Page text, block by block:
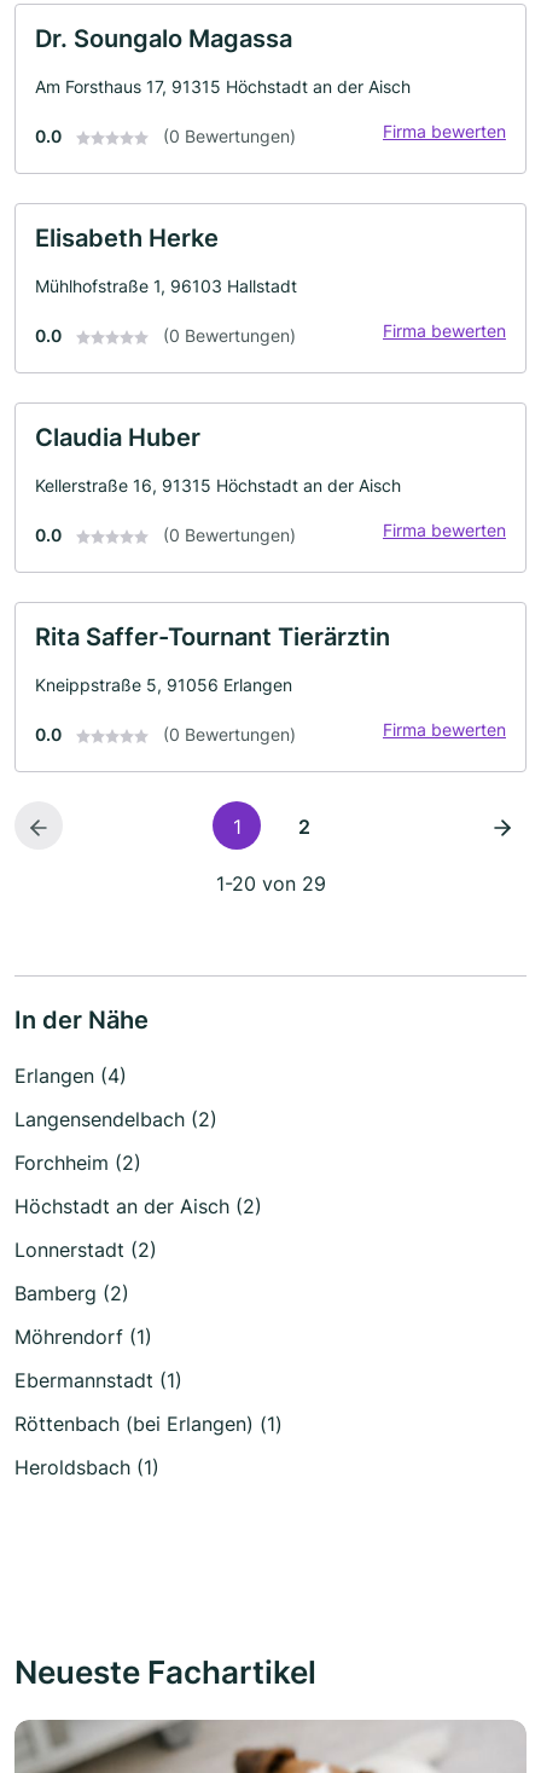
Dr. Soungalo Magassa
Am Forsthaus 17, 91315 Höchstadt an der Aisch
0.0 (0 Bewertungen) Firma bewerten
Elisabeth Herke
Mühlhofstraße 1, 96103 Hallstadt
0.0 (0 Bewertungen) Firma bewerten
Claudia Huber
Kellerstraße 16, 91315 Höchstadt an der Aisch
0.0 (0 Bewertungen) Firma bewerten
Rita Saffer-Tournant Tierärztin
Kneippstraße 5, 91056 Erlangen
0.0 (0 Bewertungen) Firma bewerten
1 2
1-20 von 29
In der Nähe
Erlangen (4)
Langensendelbach (2)
Forchheim (2)
Höchstadt an der Aisch (2)
Lonnerstadt (2)
Bamberg (2)
Möhrendorf (1)
Ebermannstadt (1)
Röttenbach (bei Erlangen) (1)
Heroldsbach (1)
Neueste Fachartikel